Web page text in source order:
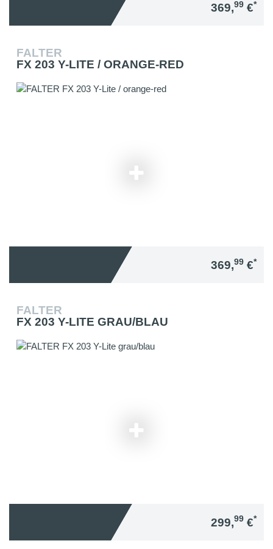
369,99 €*
FALTER
FX 203 Y-LITE / ORANGE-RED
369,99 €*
FALTER
FX 203 Y-LITE GRAU/BLAU
299,99 €*